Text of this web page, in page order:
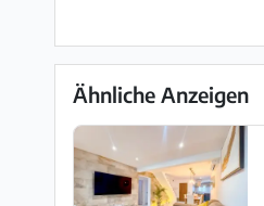
Ähnliche Anzeigen